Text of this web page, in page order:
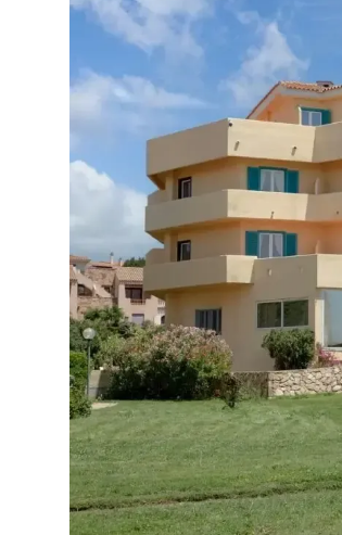
Kambariuose:
Dušas
Plaukų džiovintuvas
Oro kondicionierius
Belaidis internetas
Seifas
Telefonas
Televizorius
Mini baras
Balkonas
Viešbučio teritorijoje:
Užkandžių baras
Baras
Lauko baseinas
Skalbykla (už papildomą
Automobilių stovėjimo
Belaidis internetas visoje
Bagažo saugykla